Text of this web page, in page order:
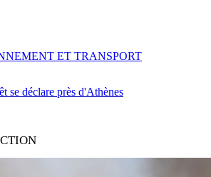
se déclare près d'Athènes
ET TRANSPORT